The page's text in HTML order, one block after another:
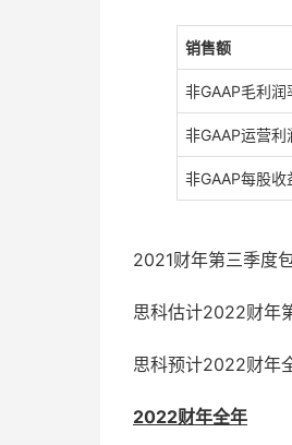
销售额
非GAAP毛利润
非GAAP运营利
非GAAP每股收
2021财年第三季度
思科估计2022财年
思科预计2022财年
2022财年全年